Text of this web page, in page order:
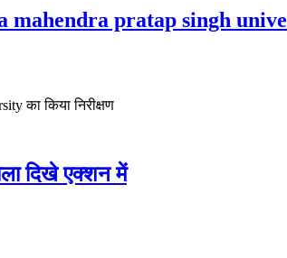
pratap singh
का किया निरीक्षण
दिखे एक्शन में